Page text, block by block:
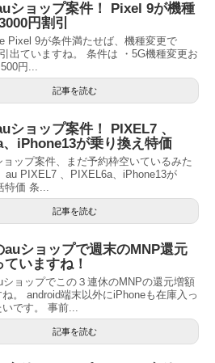
ショップ案件！ Pixel 9が機種
円割引
Pixel 9が条件満たせば、機種変更で
出ていますね。 条件は ・5G機種変更お
円...
記事を読む
ショップ案件！ PIXEL7 、
、iPhone13が乗り換え特価
ョップ案件、まだ予約枠空いているみた
au PIXEL7 、PIXEL6a、iPhone13が
特価 条...
記事を読む
auショップで週末のMNP還元
いますね！
ショップでこの３連休のMNPの還元増額
。 android端末以外にiPhoneも在庫入っ
です。 事前...
記事を読む